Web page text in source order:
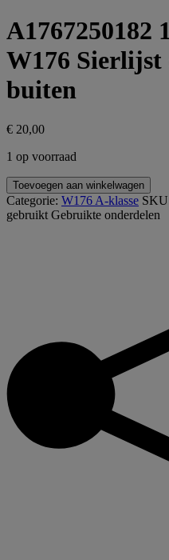
A1767250182
W176 Sierlijst
buiten
€ 20,00
1 op voorraad
A1767250182
1767250182
W176
Sierlijst
Toevoegen aan winkelwagen
Categorie: W176 A-klasse
gebruikt Gebruikte onderdelen